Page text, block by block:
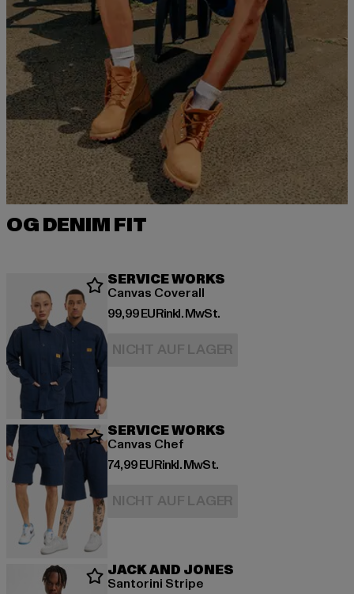
OG DENIM FIT
SERVICE WORKS
Canvas Coverall
99,99 EUR
Derzeitiger Preis: 99,99 EUR
inkl. MwSt.
NICHT AUF LAGER
SERVICE WORKS
Canvas Chef
74,99 EUR
Derzeitiger Preis: 74,99 EUR
inkl. MwSt.
NICHT AUF LAGER
JACK AND JONES
Santorini Stripe